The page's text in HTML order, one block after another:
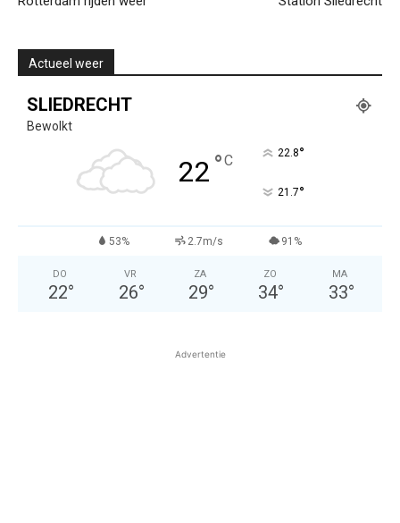
Actueel weer
SLIEDRECHT
Bewolkt
22 °C 22.8°
21.7°
53% 2.7m/s 91%
DO
22°
VR
26°
ZA
29°
ZO
34°
MA
33°
Advertentie